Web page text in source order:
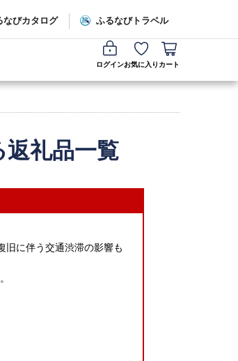
なびカタログ ふるなびトラベル
ログインお気に入り カート
礼品一覧
旧に伴う交通渋滞の影響も